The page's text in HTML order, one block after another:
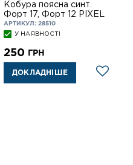
Кобура поясна синт.
Форт 17, Форт 12 РІХЕL
АРТИКУЛ: 28510
У НАЯВНОСТІ
250 ГРН
ДОКЛАДНІШЕ